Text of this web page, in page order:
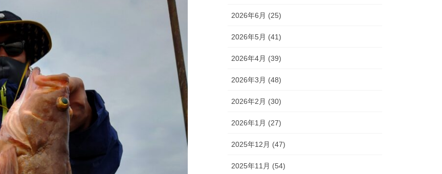
2026年6月 (25)
2026年5月 (41)
2026年4月 (39)
2026年3月 (48)
2026年2月 (30)
2026年1月 (27)
2025年12月 (47)
2025年11月 (54)